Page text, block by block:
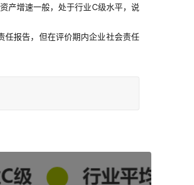
产增速一般，处于行业C级水平，说
任报告，但在评价期内企业社会责任